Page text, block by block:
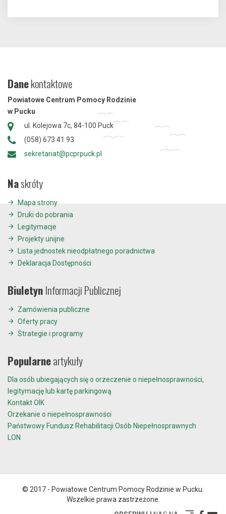
Danekontaktowe
Powiatowe Centrum Pomocy Rodzinie
w Pucku
ul. Kolejowa 7c, 84-100 Puck
(058) 673 41 93
sekretariat@pcprpuck.pl
Naskróty
Mapa strony
Druki do pobrania
Legitymacje
Projekty unijne
Lista jednostek nieodpłatnego poradnictwa
Deklaracja Dostępności
BiuletynInformacji Publicznej
Zamówienia publiczne
Oferty pracy
Strategie i programy
Popularneartykuły
Dla osób ubiegających się o orzeczenie o niepełnosprawności,
legitymację lub kartę parkingową
Kontakt OIK
Orzekanie o niepełnosprawności
Państwowy Fundusz Rehabilitacji Osób Niepełnosprawnych
LON
© 2017 - Powiatowe Centrum Pomocy Rodzinie w Pucku.
Wszelkie prawa zastrzeżone.